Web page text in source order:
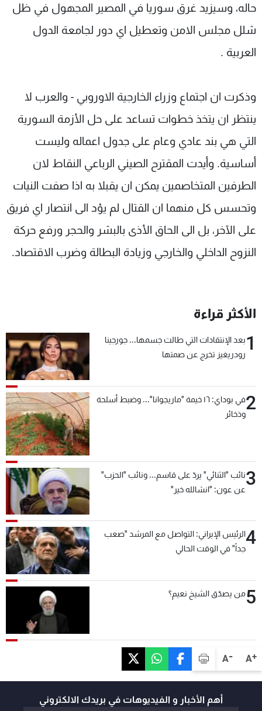
A+
A-
حاله، وسيزيد غرق سوريا في المصير المجهول في ظل
شلل مجلس الامن وتعطيل اي دور لجامعة الدول
العربية .
وذكرت ان اجتماع وزراء الخارجية الاوروبي - والعرب لا
ينتظر ان يتخذ خطوات تساعد على حل الأزمة السورية
التي هي بند عادي وعام على جدول اعماله وليست
أساسية. وأيدت المقترح الصيني الرباعي النقاط لان
الطرفين المتخاصمين يمكن ان يقبلا به اذا صفت النيات
وتحسس كل منهما ان القتال لم يؤد الى انتصار اي فريق
على الآخر، بل الى الحاق الأذى بالبشر والحجر ورفع حركة
النزوح الداخلي والخارجي وزيادة البطالة وضرب الاقتصاد.
الأكثر قراءة
1بعد الإنتقادات التي طالت جسمها... جورجينا
رودريغيز تخرج عن صمتها
2
في بوداي: ١٦ خيمة "ماريجوانا"... وضبط أسلحة
وذخائر
3نائب "الثنائي" يردّ على قاسم... ونائب "الحزب"
عن عون: "انشالله خير"
4الرئيس الإيراني: التواصل مع المرشد "صعب
جداً" في الوقت الحالي
5من يصدّق الشيخ نعيم؟
أهم الأخبار و الفيديوهات في بريدك الالكتروني